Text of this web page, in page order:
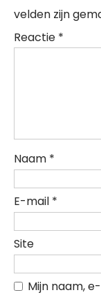
velden zijn
Reactie *
Naam *
E-mail *
Site
Mijn naam,